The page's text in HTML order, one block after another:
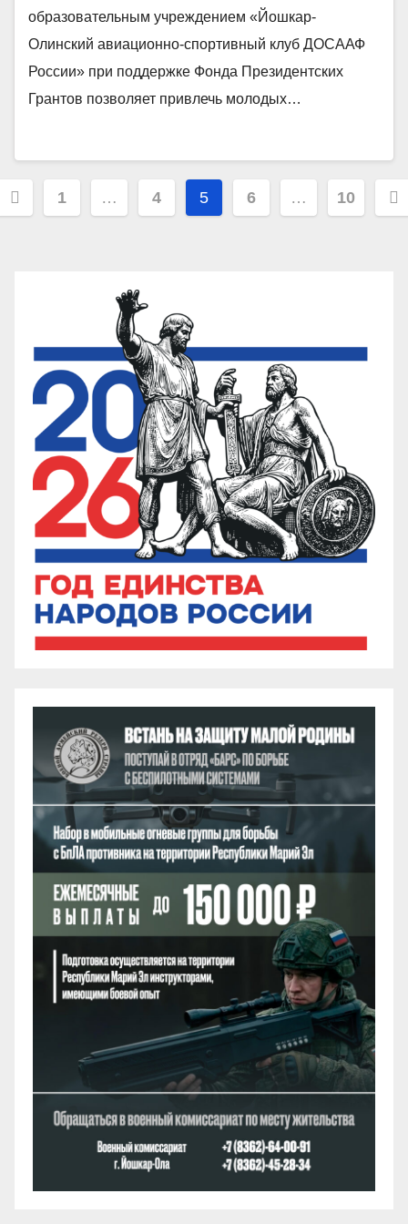
образовательным учреждением «Йошкар-
Олинский авиационно-спортивный клуб ДОСААФ
России» при поддержке Фонда Президентских
Грантов позволяет привлечь молодых…
1 … 4 5 6 … 10